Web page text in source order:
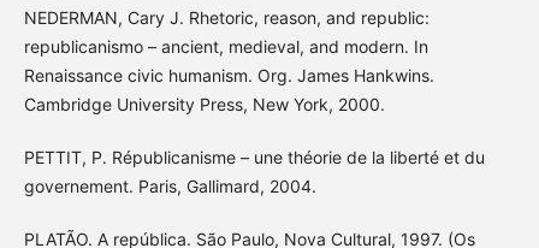
NEDERMAN, Cary J. Rhetoric, reason, and republic:
republicanismo – ancient, medieval, and modern. In
Renaissance civic humanism. Org. James Hankwins.
Cambridge University Press, New York, 2000.
PETTIT, P. Républicanisme – une théorie de la liberté et du
governement. Paris, Gallimard, 2004.
PLATÃO. A república. São Paulo, Nova Cultural, 1997. (Os